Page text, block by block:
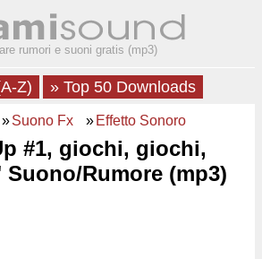
rumori e suoni gratis (mp3)
Z) » Top 50 Downloads
»Suono Fx » Effetto Sonoro
#1, giochi, giochi,
Rumore (mp3)